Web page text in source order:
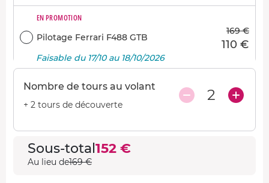
EN PROMOTION
Pilotage Ferrari F488 GTB
169 €
110 €
Faisable du 17/10 au 18/10/2026
Nombre de tours au volant
+ 2 tours de découverte
2
Sous-total152 €
Au lieu de169 €